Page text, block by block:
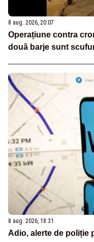
8 aug. 2026, 20:07
Operațiune contra
două barje sunt
8 aug. 2026, 18:31
Adio, alerte de poliție